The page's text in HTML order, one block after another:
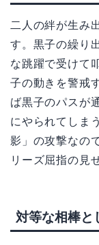
二人の絆が生み
す。黒子の繰り
な跳躍で受けて
子の動きを警戒
ば黒子のパスが
にやられてしま
影」の攻撃なの
リーズ屈指の見
対等な相棒と